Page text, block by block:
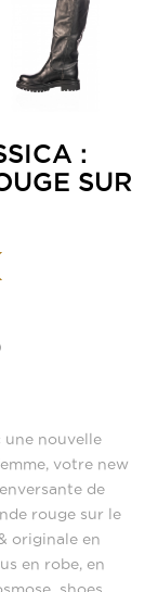
:
SUR
une nouvelle
votre new
de
rouge sur le
originale en
en robe, en